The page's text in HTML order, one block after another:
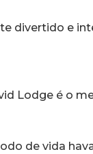
divertido e
Lodge é o
de vida